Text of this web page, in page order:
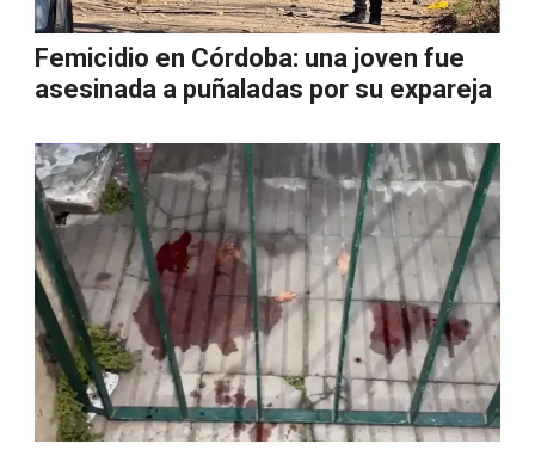
Femicidio en Córdoba: una joven fue
asesinada a puñaladas por su expareja